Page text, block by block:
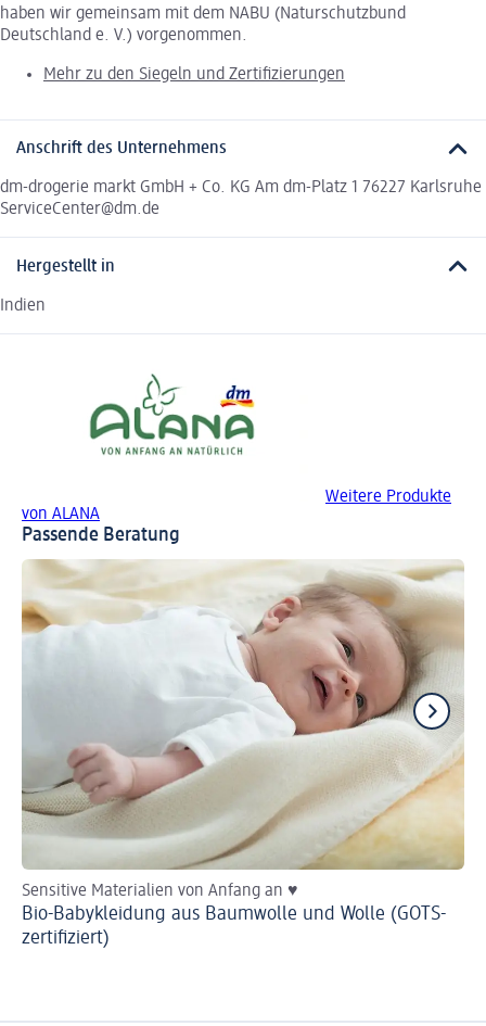
haben wir gemeinsam mit dem NABU (Naturschutzbund
Deutschland e. V.) vorgenommen.
Mehr zu den Siegeln und Zertifizierungen
Anschrift des Unternehmens
dm-drogerie markt GmbH + Co. KG Am dm-Platz 1 76227 Karlsruhe
ServiceCenter@dm.de
Hergestellt in
Indien
Weitere Produkte
von ALANA
Passende Beratung
Sensitive Materialien von Anfang an ♥
Bio-Babykleidung aus Baumwolle und Wolle (GOTS-
zertifiziert)